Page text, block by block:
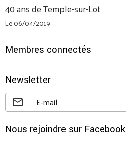
40 ans de Temple-sur-Lot
Le 06/04/2019
Membres connectés
Newsletter
Nous rejoindre sur Facebook